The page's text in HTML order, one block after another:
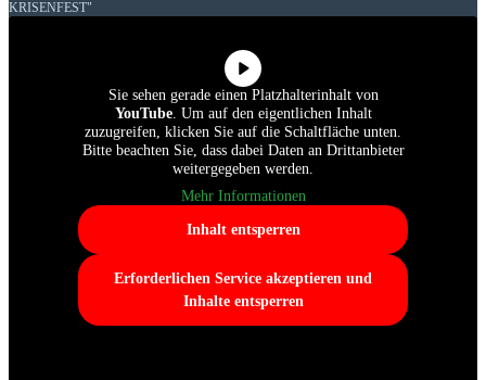
KRISENFEST"
Sie sehen gerade einen Platzhalterinhalt von
YouTube. Um auf den eigentlichen Inhalt
zuzugreifen, klicken Sie auf die Schaltfläche unten.
Bitte beachten Sie, dass dabei Daten an Drittanbieter
weitergegeben werden.
Mehr Informationen
Inhalt entsperren
Erforderlichen Service akzeptieren und
Inhalte entsperren